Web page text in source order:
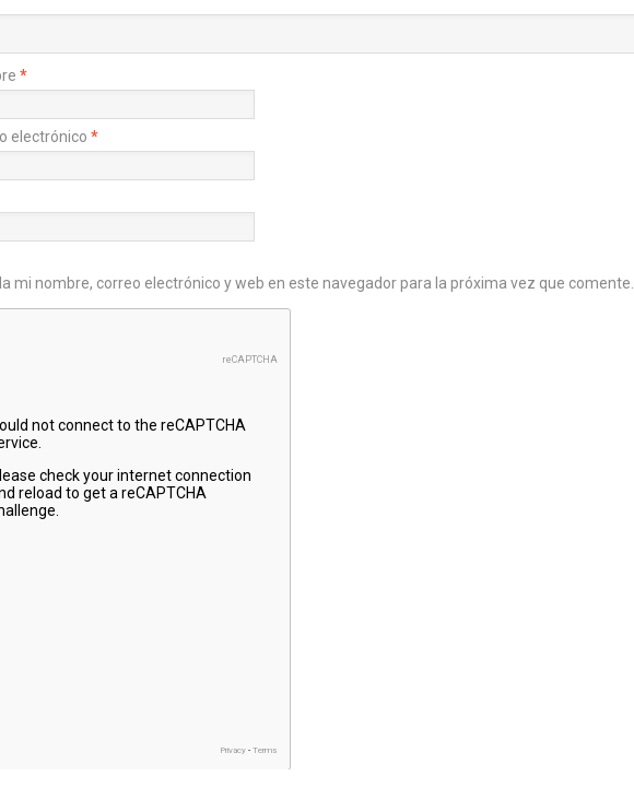
*
electrónico *
mi nombre, correo electrónico y web en este navegador para la próxima vez que comente.